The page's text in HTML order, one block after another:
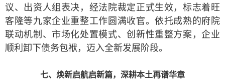
议、出资人组表决，经法院裁定正式生效，标志着旺
客隆等九家企业重整工作圆满收官。依托成熟的府院
联动机制、市场化处置模式、创新性重整方案，企业
顺利卸下债务包袱，迈入全新发展阶段。
七、焕新启航启新篇，深耕本土再谱华章